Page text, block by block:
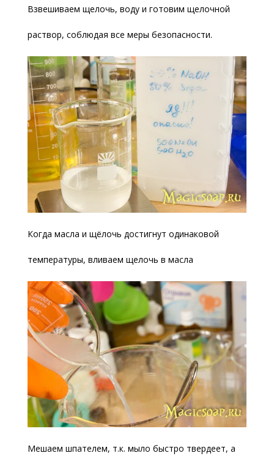
Взвешиваем щелочь, воду и готовим щелочной
раствор, соблюдая все меры безопасности.
Когда масла и щёлочь достигнут одинаковой
температуры, вливаем щелочь в масла
Мешаем шпателем, т.к. мыло быстро твердеет, а